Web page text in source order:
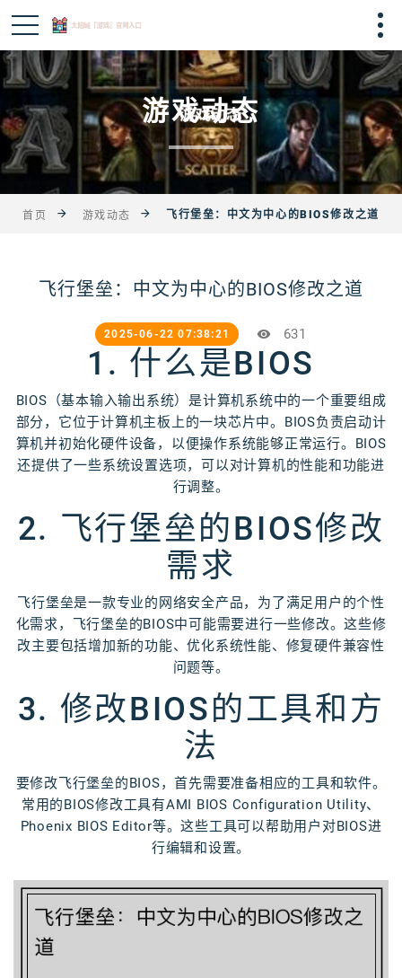
游戏动态
首页 游戏动态 飞行堡垒：中文为中心的BIOS修改之道
飞行堡垒：中文为中心的BIOS修改之道
2025-06-22 07:38:21 631
1. 什么是BIOS
BIOS（基本输入输出系统）是计算机系统中的一个重要组成
部分，它位于计算机主板上的一块芯片中。BIOS负责启动计
算机并初始化硬件设备，以便操作系统能够正常运行。BIOS
还提供了一些系统设置选项，可以对计算机的性能和功能进
行调整。
2. 飞行堡垒的BIOS修改
需求
飞行堡垒是一款专业的网络安全产品，为了满足用户的个性
化需求，飞行堡垒的BIOS中可能需要进行一些修改。这些修
改主要包括增加新的功能、优化系统性能、修复硬件兼容性
问题等。
3. 修改BIOS的工具和方
法
要修改飞行堡垒的BIOS，首先需要准备相应的工具和软件。
常用的BIOS修改工具有AMI BIOS Configuration Utility、
Phoenix BIOS Editor等。这些工具可以帮助用户对BIOS进
行编辑和设置。